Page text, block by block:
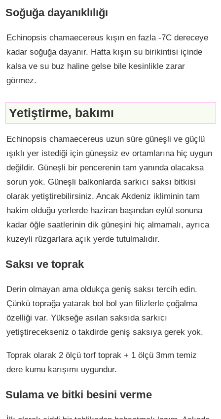
Soğuğa dayanıklılığı
Echinopsis chamaecereus kışın en fazla -7C dereceye
kadar soğuğa dayanır. Hatta kışın su birikintisi içinde
kalsa ve su buz haline gelse bile kesinlikle zarar
görmez.
Yetiştirme, bakımı
Echinopsis chamaecereus uzun süre güneşli ve güçlü
ışıklı yer istediği için güneşsiz ev ortamlarına hiç uygun
değildir. Güneşli bir pencerenin tam yanında olacaksa
sorun yok. Güneşli balkonlarda sarkıcı saksı bitkisi
olarak yetiştirebilirsiniz. Ancak Akdeniz ikliminin tam
hakim olduğu yerlerde haziran başından eylül sonuna
kadar öğle saatlerinin dik güneşini hiç almamalı, ayrıca
kuzeyli rüzgarlara açık yerde tutulmalıdır.
Saksı ve toprak
Derin olmayan ama oldukça geniş saksı tercih edin.
Çünkü toprağa yatarak bol bol yan filizlerle çoğalma
özelliği var. Yükseğe asılan saksıda sarkıcı
yetiştirecekseniz o takdirde geniş saksıya gerek yok.
Toprak olarak 2 ölçü torf toprak + 1 ölçü 3mm temiz
dere kumu karışımı uygundur.
Sulama ve bitki besini verme